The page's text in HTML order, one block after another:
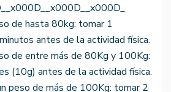
de hasta 80kg: tomar 1
antes de la actividad física.
de entre más de 80Kg y 100Kg:
(10g) antes de la actividad física.
peso de más de 100Kg: tomar 2